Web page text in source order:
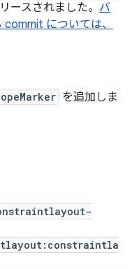
ースされました。 バ
については、
を追加しま